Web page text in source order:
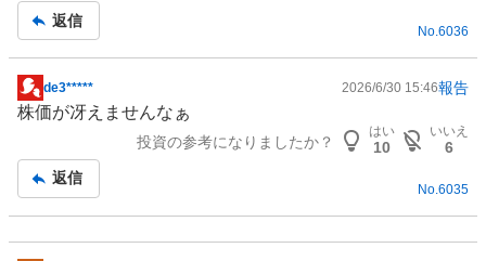
返信
No.6036
掲
示
事
de3***** 2026/6/30 15:46報告
株価が冴えませんなぁ
投資の参考になりましたか？
はい
10
いいえ
6
返信
No. 6035